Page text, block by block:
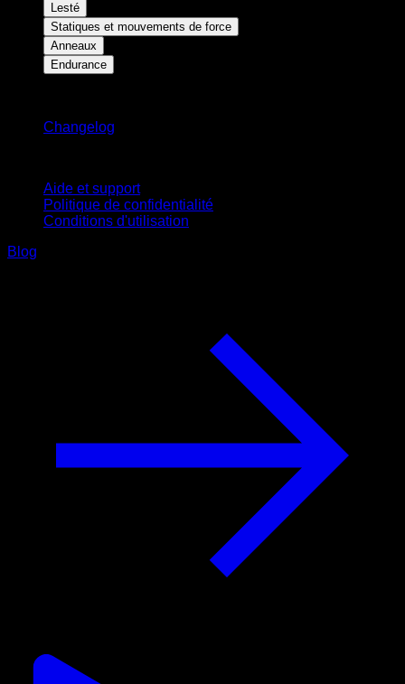
Lesté
Statiques et mouvements de force
Anneaux
Endurance
Changelog
Aide et support
Politique de confidentialité
Conditions d'utilisation
Blog